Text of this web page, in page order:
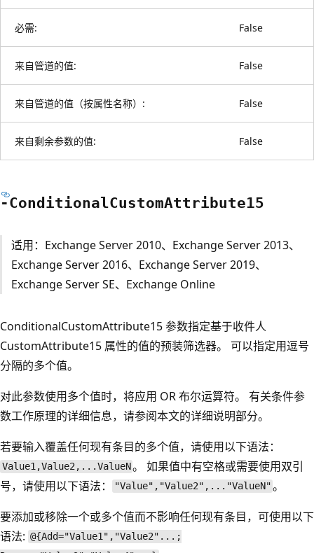
必需: False
来自管道的值: False
来自管道的值（按属性名称）: False
来自剩余参数的值: False
-ConditionalCustomAttribute15
适用：Exchange Server 2010、Exchange Server 2013、
Exchange Server 2016、Exchange Server 2019、
Exchange Server SE、Exchange Online
ConditionalCustomAttribute15 参数指定基于收件人
CustomAttribute15 属性的值的预装筛选器。 可以指定用逗号
分隔的多个值。
对此参数使用多个值时，将应用 OR 布尔运算符。 有关条件参
数工作原理的详细信息，请参阅本文的详细说明部分。
若要输入覆盖任何现有条目的多个值，请使用以下语法：
Value1,Value2,...ValueN。 如果值中有空格或需要使用双引
号，请使用以下语法：
"Value","Value2",..."ValueN" 。
要添加或移除一个或多个值而不影响任何现有条目，可使用以下
语法: @{Add="Value1","Value2"...;